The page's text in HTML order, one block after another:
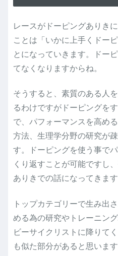
レースがドーピングありき
ことは「いかに上手くドー
とになっていきます。ドー
てなくなりますからね。
そうすると、素質のある人
るわけですがドーピングを
で、パフォーマンスを高め
方法、生理学分野の研究が
す。ドーピングを使う事で
くり返すことが可能ですし
ありきでの話になってきます
トップカテゴリーで生み出
める為の研究やトレーニン
ビーサイクリストに降りて
も似た部分があると思います